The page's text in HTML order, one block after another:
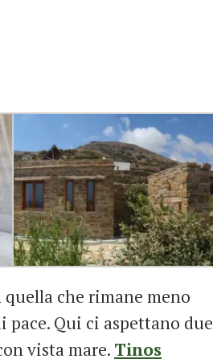
che rimane meno
Qui ci aspettano due
vista mare. Tinos